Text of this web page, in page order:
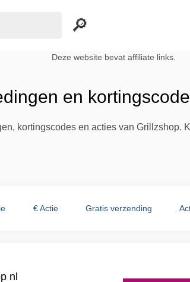
Deze website bevat affiliate links.
en
kortingscodes en acties van Grillzshop.
€ Actie Gratis verzending
nl